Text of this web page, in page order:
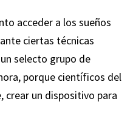
acceder a los sueños
ciertas técnicas
selecto grupo de
porque científicos del
crear un dispositivo para